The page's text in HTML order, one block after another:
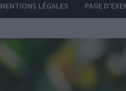
MENTIONS LÉGALES PAGE